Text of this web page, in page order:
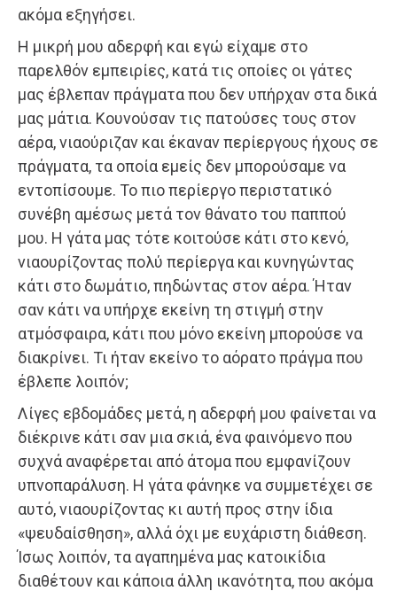
ακόμα εξηγήσει.
Η μικρή μου αδερφή και εγώ είχαμε στο
παρελθόν εμπειρίες, κατά τις οποίες οι γάτες
μας έβλεπαν πράγματα που δεν υπήρχαν στα δικά
μας μάτια. Κουνούσαν τις πατούσες τους στον
αέρα, νιαούριζαν και έκαναν περίεργους ήχους σε
πράγματα, τα οποία εμείς δεν μπορούσαμε να
εντοπίσουμε. Το πιο περίεργο περιστατικό
συνέβη αμέσως μετά τον θάνατο του παππού
μου. Η γάτα μας τότε κοιτούσε κάτι στο κενό,
νιαουρίζοντας πολύ περίεργα και κυνηγώντας
κάτι στο δωμάτιο, πηδώντας στον αέρα. Ήταν
σαν κάτι να υπήρχε εκείνη τη στιγμή στην
ατμόσφαιρα, κάτι που μόνο εκείνη μπορούσε να
διακρίνει. Τι ήταν εκείνο το αόρατο πράγμα που
έβλεπε λοιπόν;
Λίγες εβδομάδες μετά, η αδερφή μου φαίνεται να
διέκρινε κάτι σαν μια σκιά, ένα φαινόμενο που
συχνά αναφέρεται από άτομα που εμφανίζουν
υπνοπαράλυση. Η γάτα φάνηκε να συμμετέχει σε
αυτό, νιαουρίζοντας κι αυτή προς στην ίδια
«ψευδαίσθηση», αλλά όχι με ευχάριστη διάθεση.
Ίσως λοιπόν, τα αγαπημένα μας κατοικίδια
διαθέτουν και κάποια άλλη ικανότητα, που ακόμα